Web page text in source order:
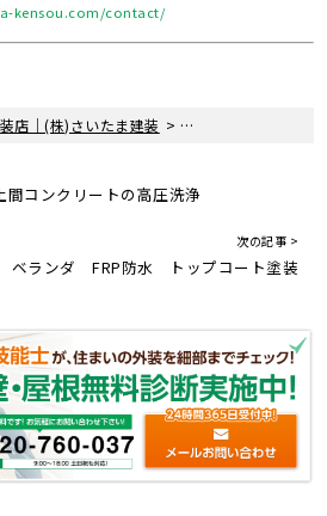
kensou.com/contact/
店｜(株)さいたま建装 > 塗装現場レポート
コンクリートの高圧洗浄
次の記事 >
ランダ FRP防水 トップコート塗装